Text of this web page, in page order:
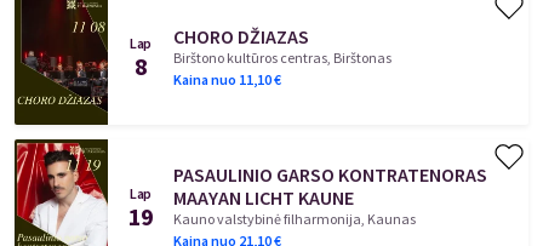
Lap
8
CHORO DŽIAZAS
Birštono kultūros centras, Birštonas
Kaina nuo 11,10€
Lap
19
PASAULINIO GARSO KONTRATENORAS
MAAYAN LICHT KAUNE
Kauno valstybinė filharmonija, Kaunas
Kaina nuo 21,10€